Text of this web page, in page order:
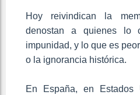
Hoy reivindican la
denostan a quienes lo
impunidad, y lo que es
o la ignorancia histórica.
En España, en